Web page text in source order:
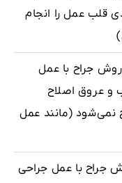
قلب عمل را انجام
جراح با عمل
و عروق اصلاح
نمی‌شود (مانند عمل
جراح با عمل جراحی